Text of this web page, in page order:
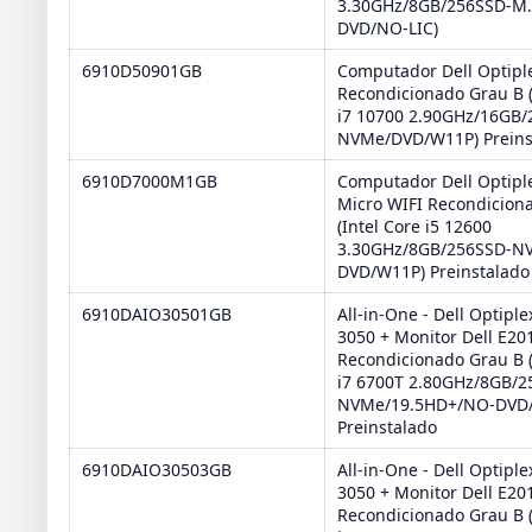
3.30GHz/8GB/256SSD-
DVD/NO-LIC)
6910D50901GB
Computador Dell
Recondicionado Grau B
i7 10700 2.90GHz/16GB/
NVMe/DVD/W11P)
6910D7000M1GB
Computador Dell
Micro WIFI
(Intel Core i5 12600
3.30GHz/8GB/256SSD-
DVD/W11P) Preinstalado
6910DAIO30501GB
All-in-One - Dell
3050 + Monitor Dell
Recondicionado Grau B
i7 6700T 2.80GHz/8GB/
NVMe/19.5HD+/NO-
Preinstalado
6910DAIO30503GB
All-in-One - Dell
3050 + Monitor Dell
Recondicionado Grau B